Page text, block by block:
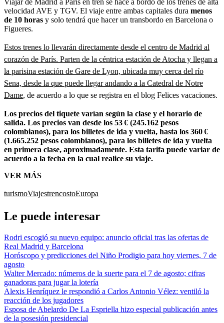
Viajar de Madrid a París en tren se hace a bordo de los trenes de alta
velocidad AVE y TGV. El viaje entre ambas capitales dura menos
de 10 horas y solo tendrá que hacer un transbordo en Barcelona o
Figueres.
Estos trenes lo llevarán directamente desde el centro de Madrid al
corazón de París. Parten de la céntrica estación de Atocha y llegan a
la parisina estación de Gare de Lyon, ubicada muy cerca del río
Sena, desde la que puede llegar andando a la Catedral de Notre
Dame, de acuerdo a lo que se registra en el blog Felices vacaciones.
Los precios del tiquete varían según la clase y el horario de
salida. Los precios van desde los 53 € (245.162 pesos
colombianos), para los billetes de ida y vuelta, hasta los 360 €
(1.665.252 pesos colombianos), para los billetes de ida y vuelta
en primera clase, aproximadamente. Esta tarifa puede variar de
acuerdo a la fecha en la cual realice su viaje.
VER MÁS
turismoViajestrencostoEuropa
Le puede interesar
Rodri escogió su nuevo equipo: anuncio oficial tras las ofertas de
Real Madrid y Barcelona
Horóscopo y predicciones del Niño Prodigio para hoy viernes, 7 de
agosto
Walter Mercado: números de la suerte para el 7 de agosto; cifras
ganadoras para jugar la lotería
Alexis Henríquez le respondió a Carlos Antonio Vélez: ventiló la
reacción de los jugadores
Esposa de Abelardo De La Espriella hizo especial publicación antes
de la posesión presidencial